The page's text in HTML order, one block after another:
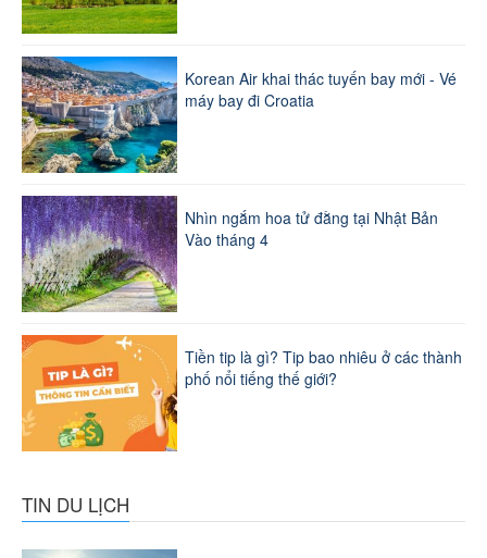
Korean Air khai thác tuyến bay mới - Vé
máy bay đi Croatia
Nhìn ngắm hoa tử đằng tại Nhật Bản
Vào tháng 4
Tiền tip là gì? Tip bao nhiêu ở các thành
phố nổi tiếng thế giới?
TIN DU LỊCH